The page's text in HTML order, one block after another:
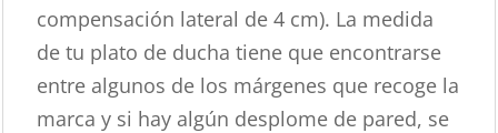
compensación lateral de 4 cm). La medida
de tu plato de ducha tiene que encontrarse
entre algunos de los márgenes que recoge la
marca y si hay algún desplome de pared, se